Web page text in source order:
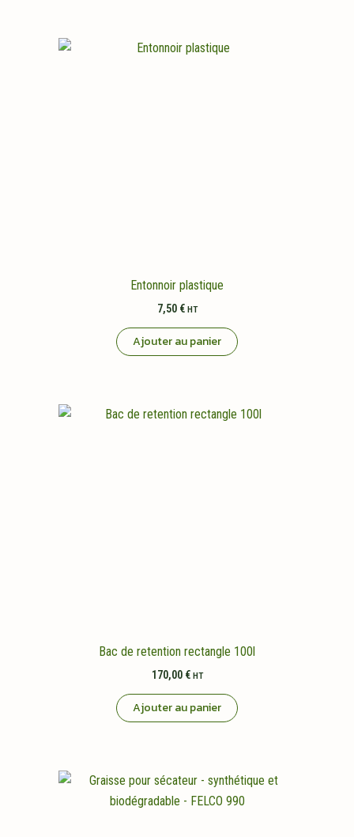
Entonnoir plastique
7,50 € HT
Ajouter au panier
Bac de retention rectangle 100l
170,00 € HT
Ajouter au panier